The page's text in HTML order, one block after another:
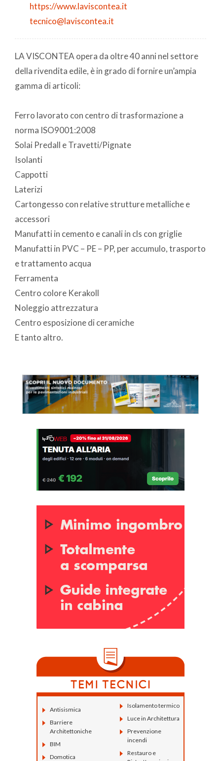
https://www.laviscontea.it
tecnico@laviscontea.it
LA VISCONTEA opera da oltre 40 anni nel settore
della rivendita edile, è in grado di fornire un’ampia
gamma di articoli:
Ferro lavorato con centro di trasformazione a
norma ISO9001:2008
Solai Predall e Travetti/Pignate
Isolanti
Cappotti
Laterizi
Cartongesso con relative strutture metalliche e
accessori
Manufatti in cemento e canali in cls con griglie
Manufatti in PVC – PE – PP, per accumulo, trasporto
e trattamento acqua
Ferramenta
Centro colore Kerakoll
Noleggio attrezzatura
Centro esposizione di ceramiche
E tanto altro.
Antisismica
Barriere
Architettoniche
BIM
Domotica
Isolamento termico
Luce in Architettura
Prevenzione
incendi
Restauro e